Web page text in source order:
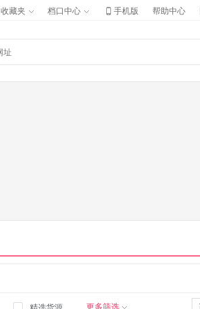
收藏夹 档口中心  手机版 帮助中心
更多筛选